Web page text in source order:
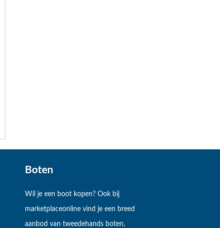
Boten
Wil je een boot kopen? Ook bij
marketplaceonline vind je een breed
aanbod van tweedehands boten,